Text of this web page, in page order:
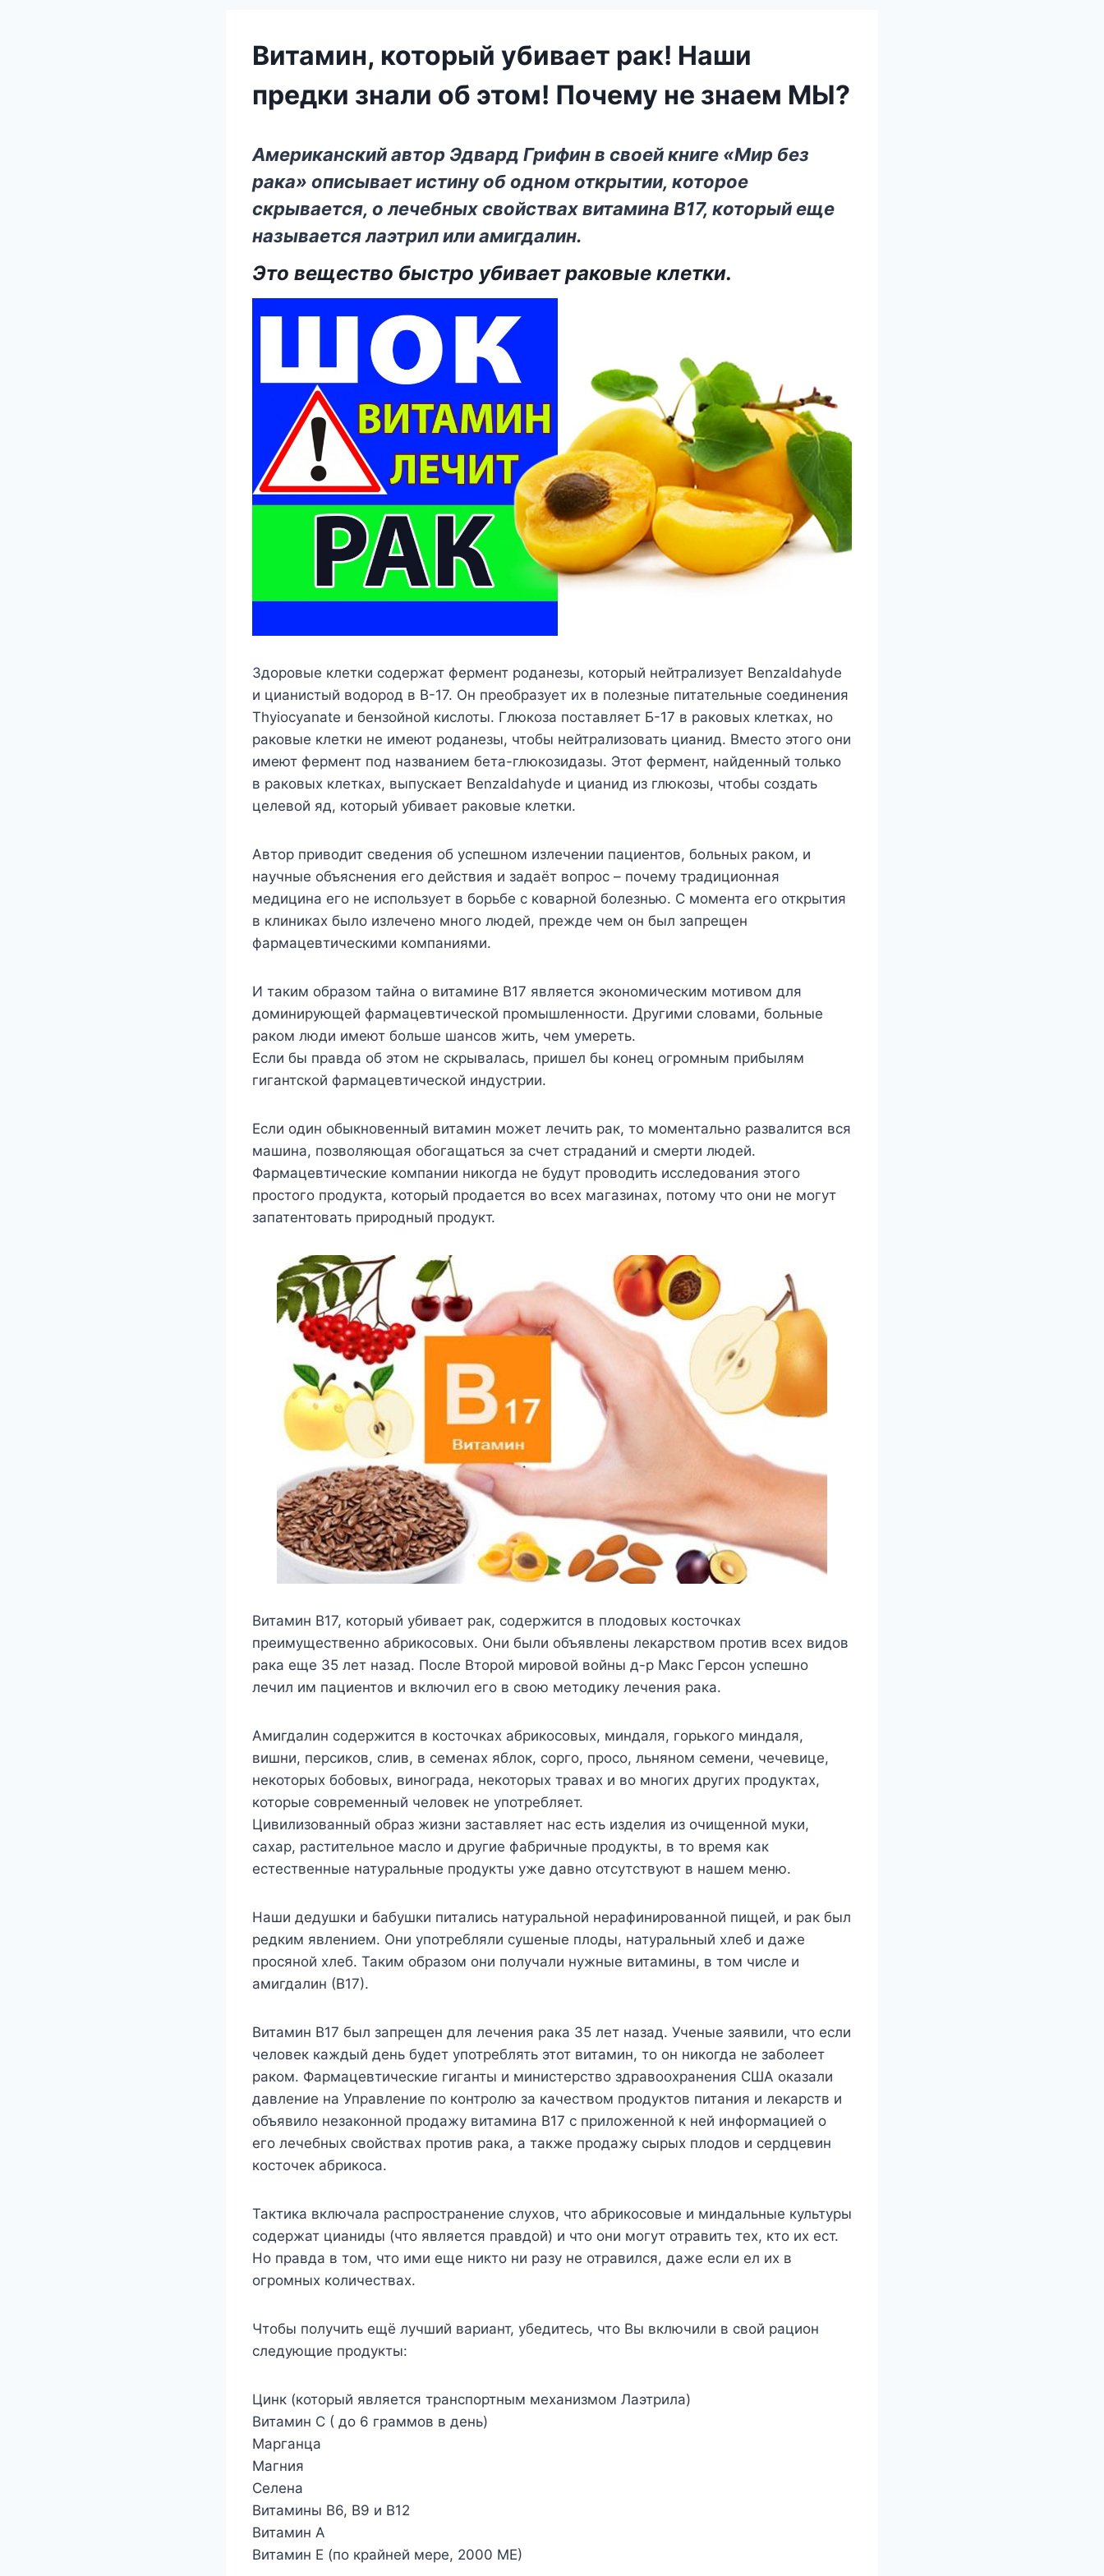
Витамин, который убивает рак! Наши
предки знали об этом! Почему не знаем МЫ?
Американский автор Эдвард Грифин в своей книге «Мир без
рака» описывает истину об одном открытии, которое
скрывается, о лечебных свойствах витамина В17, который еще
называется лаэтрил или амигдалин.
Это вещество быстро убивает раковые клетки.
Здоровые клетки содержат фермент роданезы, который нейтрализует Benzaldahyde
и цианистый водород в B-17. Он преобразует их в полезные питательные соединения
Thyiocyanate и бензойной кислоты. Глюкоза поставляет Б-17 в раковых клетках, но
раковые клетки не имеют роданезы, чтобы нейтрализовать цианид. Вместо этого они
имеют фермент под названием бета-глюкозидазы. Этот фермент, найденный только
в раковых клетках, выпускает Benzaldahyde и цианид из глюкозы, чтобы создать
целевой яд, который убивает раковые клетки.
Автор приводит сведения об успешном излечении пациентов, больных раком, и
научные объяснения его действия и задаёт вопрос – почему традиционная
медицина его не использует в борьбе с коварной болезнью. С момента его открытия
в клиниках было излечено много людей, прежде чем он был запрещен
фармацевтическими компаниями.
И таким образом тайна о витамине В17 является экономическим мотивом для
доминирующей фармацевтической промышленности. Другими словами, больные
раком люди имеют больше шансов жить, чем умереть.
Если бы правда об этом не скрывалась, пришел бы конец огромным прибылям
гигантской фармацевтической индустрии.
Если один обыкновенный витамин может лечить рак, то моментально развалится вся
машина, позволяющая обогащаться за счет страданий и смерти людей.
Фармацевтические компании никогда не будут проводить исследования этого
простого продукта, который продается во всех магазинах, потому что они не могут
запатентовать природный продукт.
Витамин В17, который убивает рак, содержится в плодовых косточках
преимущественно абрикосовых. Они были объявлены лекарством против всех видов
рака еще 35 лет назад. После Второй мировой войны д-р Макс Герсон успешно
лечил им пациентов и включил его в свою методику лечения рака.
Амигдалин содержится в косточках абрикосовых, миндаля, горького миндаля,
вишни, персиков, слив, в семенах яблок, сорго, просо, льняном семени, чечевице,
некоторых бобовых, винограда, некоторых травах и во многих других продуктах,
которые современный человек не употребляет.
Цивилизованный образ жизни заставляет нас есть изделия из очищенной муки,
сахар, растительное масло и другие фабричные продукты, в то время как
естественные натуральные продукты уже давно отсутствуют в нашем меню.
Наши дедушки и бабушки питались натуральной нерафинированной пищей, и рак был
редким явлением. Они употребляли сушеные плоды, натуральный хлеб и даже
просяной хлеб. Таким образом они получали нужные витамины, в том числе и
амигдалин (В17).
Витамин В17 был запрещен для лечения рака 35 лет назад. Ученые заявили, что если
человек каждый день будет употреблять этот витамин, то он никогда не заболеет
раком. Фармацевтические гиганты и министерство здравоохранения США оказали
давление на Управление по контролю за качеством продуктов питания и лекарств и
объявило незаконной продажу витамина В17 с приложенной к ней информацией о
его лечебных свойствах против рака, а также продажу сырых плодов и сердцевин
косточек абрикоса.
Тактика включала распространение слухов, что абрикосовые и миндальные культуры
содержат цианиды (что является правдой) и что они могут отравить тех, кто их ест.
Но правда в том, что ими еще никто ни разу не отравился, даже если ел их в
огромных количествах.
Чтобы получить ещё лучший вариант, убедитесь, что Вы включили в свой рацион
следующие продукты:
Цинк (который является транспортным механизмом Лаэтрила)
Витамин С ( до 6 граммов в день)
Марганца
Магния
Селена
Витамины B6, B9 и B12
Витамин А
Витамин Е (по крайней мере, 2000 МЕ)